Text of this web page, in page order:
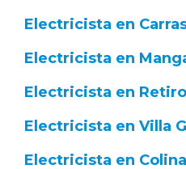
Electricista en
Electricista en
Electricista en Retiro
Electricista en Villa
Electricista en